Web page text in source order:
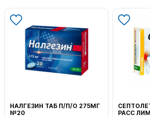
НАЛГЕЗИН ТАБ П/П/О 275МГ
№20
РАСС